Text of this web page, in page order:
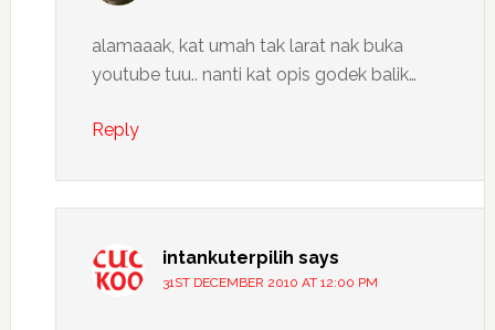
alamaaak, kat umah tak larat nak buka
youtube tuu.. nanti kat opis godek balik…
Reply
intankuterpilih says
31ST DECEMBER 2010 AT 12:00 PM